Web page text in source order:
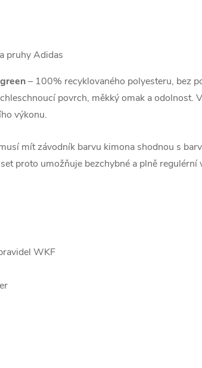
pruhy Adidas
– 100% recyklovaného polyesteru, bez
povrch, měkký omak a odolnost.
výkonu.
mít závodník barvu kimona shodnou s
proto umožňuje bezchybné a plně regulérní
WKF